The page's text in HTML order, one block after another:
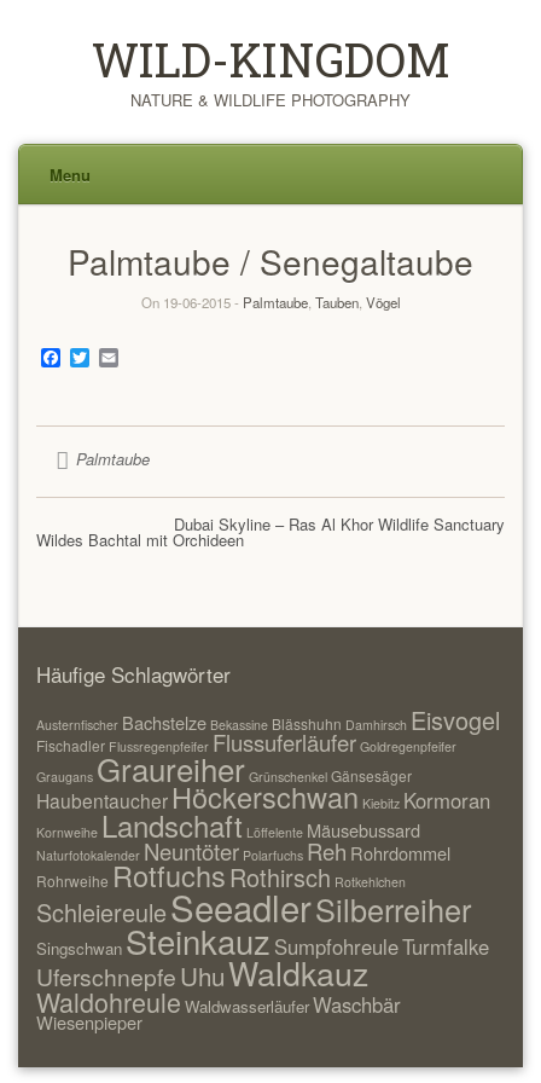
WILD-KINGDOM
NATURE & WILDLIFE PHOTOGRAPHY
Menu
contentPalmtaube / Senegaltaube
On 19-06-2015 - Palmtaube, Tauben, Vögel
Facebook
TwitterEmail
Palmtaube
Dubai Skyline – Ras Al Khor Wildlife Sanctuary
Wildes Bachtal mit Orchideen
Häufige Schlagwörter
Austernfischer Bachstelze Bekassine Blässhuhn Damhirsch Eisvogel
Fischadler Flussregenpfeifer Flussuferläufer Goldregenpfeifer
Graugans Graureiher Grünschenkel Gänsesäger
Haubentaucher Höckerschwan Kiebitz Kormoran
Kornweihe Landschaft Löffelente Mäusebussard
Naturfotokalender Neuntöter Polarfuchs Reh Rohrdommel
Rohrweihe Rotfuchs Rothirsch Rotkehlchen
SchleiereuleSeeadlerSilberreiher
Singschwan Steinkauz SumpfohreuleTurmfalke
UferschnepfeUhuWaldkauz
Waldohreule WaldwasserläuferWaschbär
Wiesenpieper